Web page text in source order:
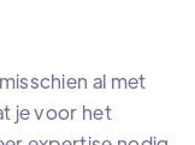
al met
je voor het